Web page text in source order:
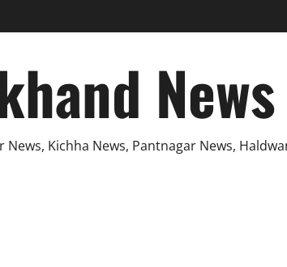
News, Kichha News, Pantnagar News,